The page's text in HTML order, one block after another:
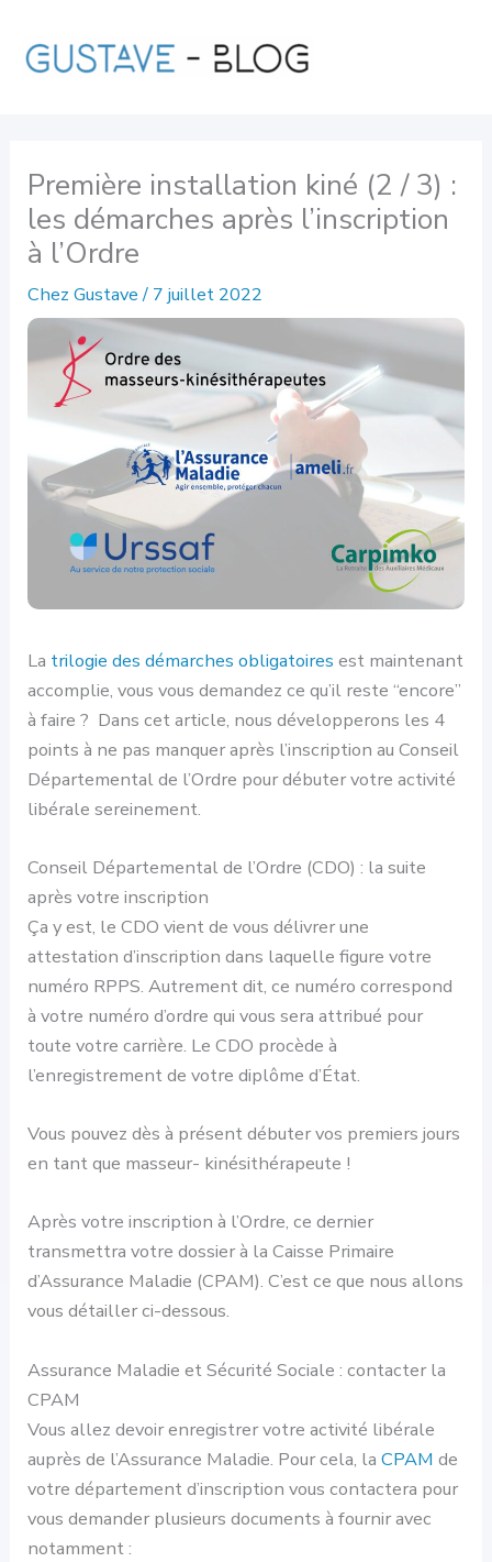
contenu
Première installation kiné (2 / 3) :
les démarches après l’inscription
à l’Ordre
Chez Gustave/ 7 juillet 2022
La trilogie des démarches obligatoires est maintenant
accomplie, vous vous demandez ce qu’il reste “encore”
à faire ? Dans cet article, nous développerons les 4
points à ne pas manquer après l’inscription au Conseil
Départemental de l’Ordre pour débuter votre activité
libérale sereinement.
Conseil Départemental de l’Ordre (CDO) : la suite
après votre inscription
Ça y est, le CDO vient de vous délivrer une
attestation d’inscription dans laquelle figure votre
numéro RPPS. Autrement dit, ce numéro correspond
à votre numéro d’ordre qui vous sera attribué pour
toute votre carrière. Le CDO procède à
l’enregistrement de votre diplôme d’État.
Vous pouvez dès à présent débuter vos premiers jours
en tant que masseur- kinésithérapeute !
Après votre inscription à l’Ordre, ce dernier
transmettra votre dossier à la Caisse Primaire
d’Assurance Maladie (CPAM). C’est ce que nous allons
vous détailler ci-dessous.
Assurance Maladie et Sécurité Sociale : contacter la
CPAM
Vous allez devoir enregistrer votre activité libérale
auprès de l’Assurance Maladie. Pour cela, laCPAM de
votre département d’inscription vous contactera pour
vous demander plusieurs documents à fournir avec
notamment :